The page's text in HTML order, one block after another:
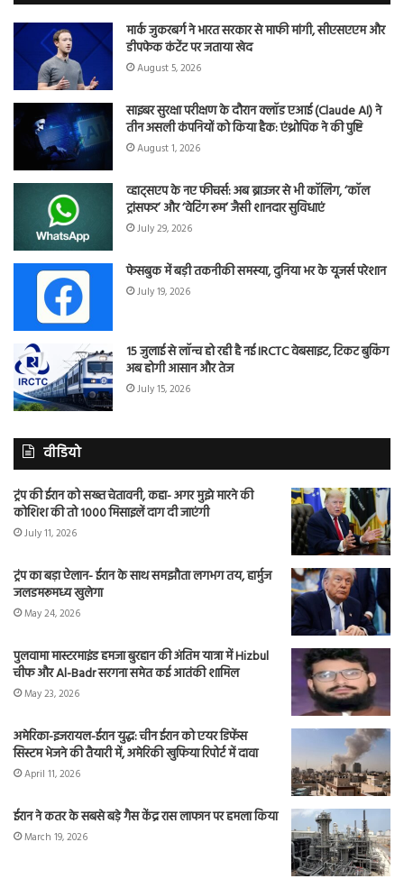
मार्क जुकरबर्ग ने भारत सरकार से माफी मांगी, सीएसएएम और
डीपफेक कंटेंट पर जताया खेद
August 5, 2026
साइबर सुरक्षा परीक्षण के दौरान क्लॉड एआई (Claude AI) ने
तीन असली कंपनियों को किया हैक: एंथ्रोपिक ने की पुष्टि
August 1, 2026
व्हाट्सएप के नए फीचर्स: अब ब्राउजर से भी कॉलिंग, ‘कॉल
ट्रांसफर’ और ‘वेटिंग रूम’ जैसी शानदार सुविधाएं
July 29, 2026
फेसबुक में बड़ी तकनीकी समस्या, दुनिया भर के यूजर्स परेशान
July 19, 2026
15 जुलाई से लॉन्च हो रही है नई IRCTC वेबसाइट, टिकट बुकिंग
अब होगी आसान और तेज
July 15, 2026
वीडियो
ट्रंप की ईरान को सख्त चेतावनी, कहा- अगर मुझे मारने की
कोशिश की तो 1000 मिसाइलें दाग दी जाएंगी
July 11, 2026
ट्रंप का बड़ा ऐलान- ईरान के साथ समझौता लगभग तय, हार्मुज
जलडमरूमध्य खुलेगा
May 24, 2026
पुलवामा मास्टरमाइंड हमजा बुरहान की अंतिम यात्रा में Hizbul
चीफ और Al-Badr सरगना समेत कई आतंकी शामिल
May 23, 2026
अमेरिका-इजरायल-ईरान युद्ध: चीन ईरान को एयर डिफेंस
सिस्टम भेजने की तैयारी में, अमेरिकी खुफिया रिपोर्ट में दावा
April 11, 2026
ईरान ने कतर के सबसे बड़े गैस केंद्र रास लाफान पर हमला किया
March 19, 2026